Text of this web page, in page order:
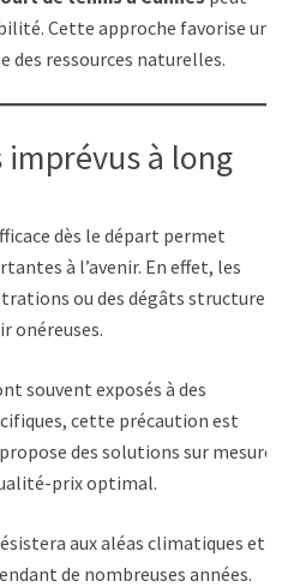
Cette approche favorise une
ressources naturelles.
imprévus à long
dès le départ permet
à l’avenir. En effet, les
ou des dégâts structurels
onéreuses.
souvent exposés à des
cette précaution est
des solutions sur mesure
prix optimal.
aux aléas climatiques et
de nombreuses années.